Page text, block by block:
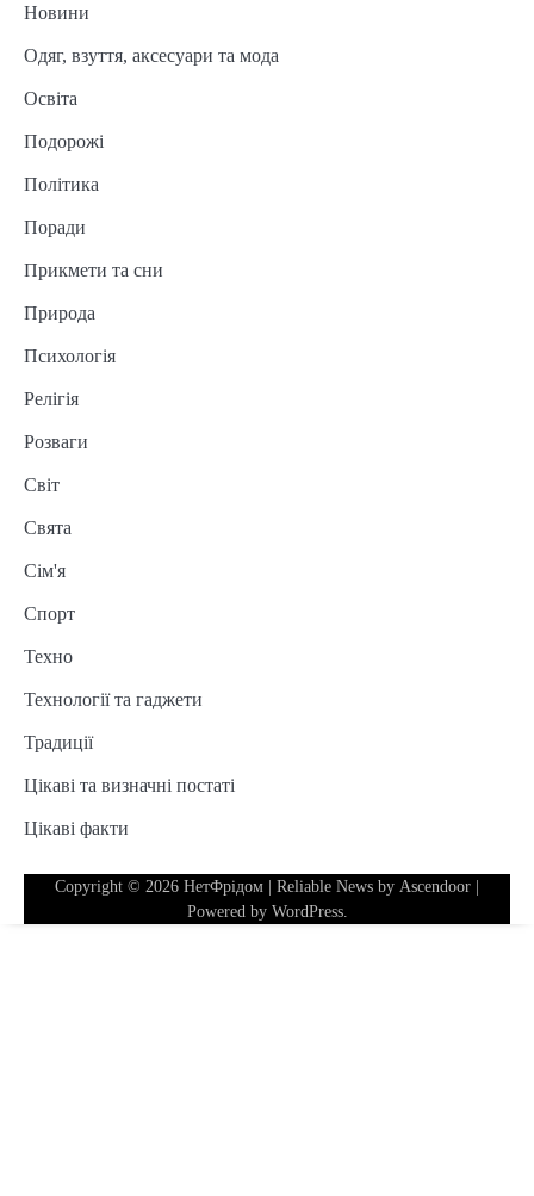
Новини
Одяг, взуття, аксесуари та мода
Освіта
Подорожі
Політика
Поради
Прикмети та сни
Природа
Психологія
Релігія
Розваги
Світ
Свята
Сім'я
Спорт
Техно
Технології та гаджети
Традиції
Цікаві та визначні постаті
Цікаві факти
Copyright © 2026 НетФрідом | Reliable News by Ascendoor |
Powered by WordPress.